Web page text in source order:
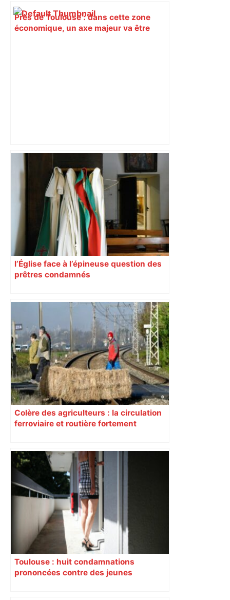
Près de Toulouse : dans cette zone
économique, un axe majeur va être
Bilan du marché du logement neuf :
une lueur d'espoir pour l'immobilier à
Toulouse ? – Actu.fr
l’Église face à l’épineuse question des
prêtres condamnés
Colère des agriculteurs : la circulation
ferroviaire et routière fortement
Toulouse : huit condamnations
prononcées contre des jeunes